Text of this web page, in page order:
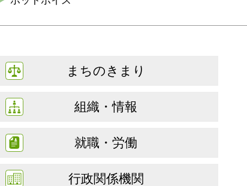
まちのきまり
組織・情報
就職・労働
行政関係機関